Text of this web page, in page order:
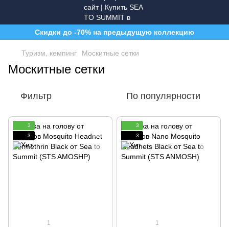
Скидки до -70% на предыдущую коллекцию
Туризм, кемпинг Москитные сетки
Москитные сетки
Фильтр По популярности
3
3
1
3
3
1